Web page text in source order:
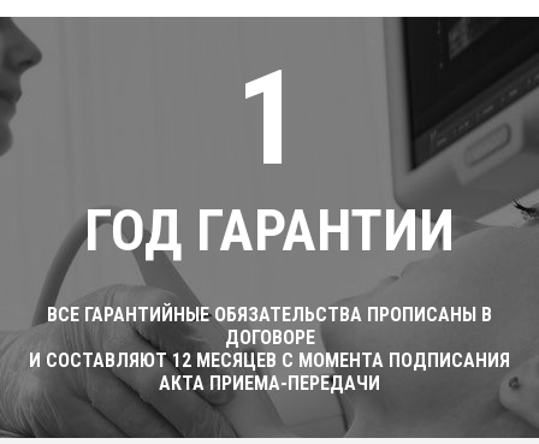
1
ГОД ГАРАНТИИ
ВСЕ ГАРАНТИЙНЫЕ ОБЯЗАТЕЛЬСТВА ПРОПИСАНЫ В
ДОГОВОРЕ
И СОСТАВЛЯЮТ 12 МЕСЯЦЕВ С МОМЕНТА ПОДПИСАНИЯ
АКТА ПРИЕМА-ПЕРЕДАЧИ